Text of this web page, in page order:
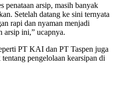
penataan arsip, masih banyak
Setelah datang ke sini ternyata
rapi dan nyaman menjadi
arsip ini,” ucapnya.
PT KAI dan PT Taspen juga
pengelolaan kearsipan di